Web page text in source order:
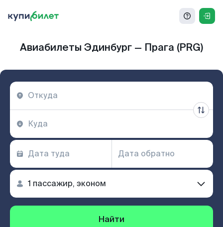
Авиабилеты Эдинбург — Прага (PRG)
Найти